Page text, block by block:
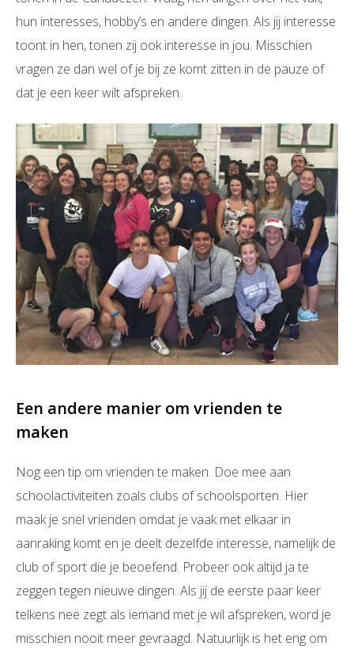
hun interesses, hobby’s en andere dingen. Als jij interesse
toont in hen, tonen zij ook interesse in jou. Misschien
vragen ze dan wel of je bij ze komt zitten in de pauze of
dat je een keer wilt afspreken.
Een andere manier om vrienden te
maken
Nog een tip om vrienden te maken. Doe mee aan
schoolactiviteiten zoals clubs of schoolsporten. Hier
maak je snel vrienden omdat je vaak met elkaar in
aanraking komt en je deelt dezelfde interesse, namelijk de
club of sport die je beoefend. Probeer ook altijd ja te
zeggen tegen nieuwe dingen. Als jij de eerste paar keer
telkens nee zegt als iemand met je wil afspreken, word je
misschien nooit meer gevraagd. Natuurlijk is het eng om